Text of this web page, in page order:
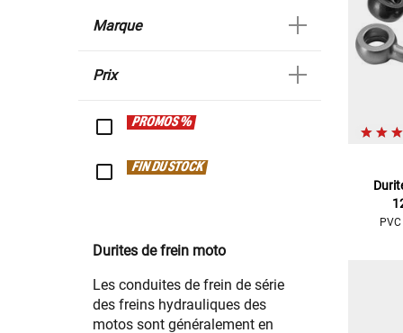
Marque
Prix
PROMOS %
FIN DU STOCK
Durites de frein moto
Les conduites de frein de série
des freins hydrauliques des
motos sont généralement en